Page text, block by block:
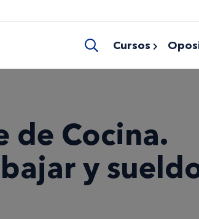
Cursos
de Cocina.
y